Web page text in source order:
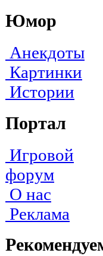
Юмор
Анекдоты
Картинки
Истории
Портал
Игровой
форум
О нас
Реклама